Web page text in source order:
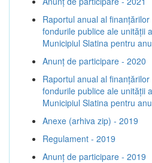
Raportul anual al
fondurile publice ale unității
Municipiul Slatina pentru
Anunț de participare - 2020
Raportul anual al
fondurile publice ale unității
Municipiul Slatina pentru
Anexe (arhiva zip) - 2019
Regulament - 2019
Anunț de participare - 2019